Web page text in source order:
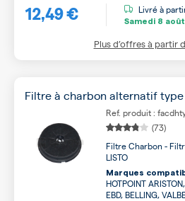
12,49 € Livré à
Samedi 8 août
Plus d’offres à partir
Filtre à charbon alternatif type
Ref. produit :
(73)
Filtre Charbon -
LISTO
Marques
HOTPOINT
EBD, BELLING,